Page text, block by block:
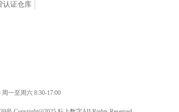
认证仓库
一至周六 8:30-17:00